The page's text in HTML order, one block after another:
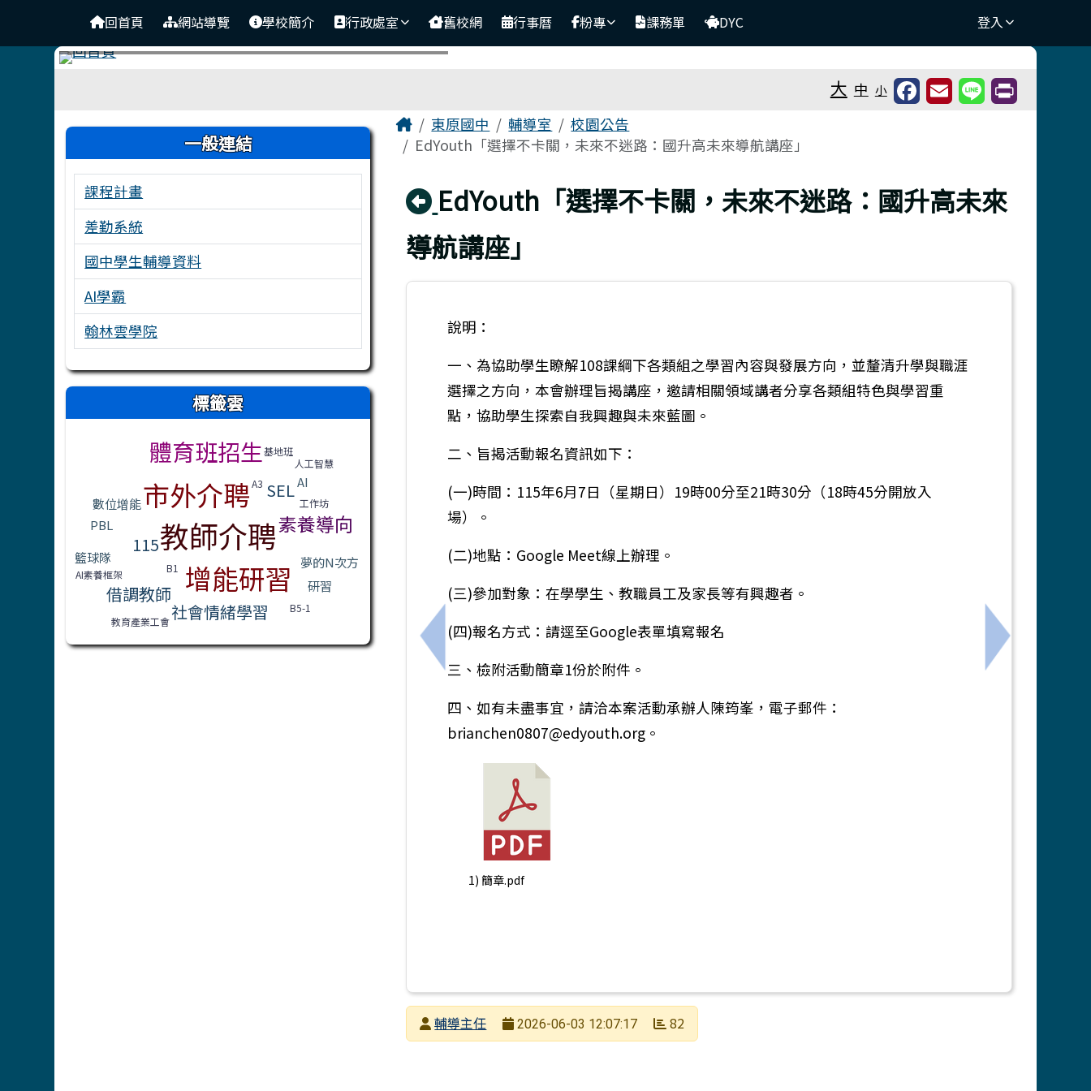
台南市東原國中
回首頁 網站導覽 學校簡介 行政處室 舊校網 行事曆 粉專 課務單 DYC 登入
⏸
大 中 小
左邊區域內容
一般連結
課程計畫
差勤系統
國中學生輔導資料
AI學霸
翰林雲學院
右邊區域內容
標籤雲
體育班招生基地班
人工智慧
市外介聘A3 SELAI
數位增能
PBL
教師介聘素養導向
工作坊
籃球隊
115
AI素養框架 B1 增能研習 夢的N次方
借調教師 研習
教育產業工會社會情緒學習 B5-1
主內容區域
Home東原國中 輔導室
校園公告
EdYouth「選擇不卡關，未來不迷路：國升高未來導航講座」
回上頁
EdYouth「選擇不卡關，未來不迷路：國升高未來
導航講座」
上一筆：本市青少年福利服務中心辦理「臺南青力積動計畫-玩科學．動權利．創未來」跨縣市交流競
說明：
一、為協助學生瞭解108課綱下各類組之學習內容與發展方向，並釐清升學與職涯
選擇之方向，本會辦理旨揭講座，邀請相關領域講者分享各類組特色與學習重
點，協助學生探索自我興趣與未來藍圖。
二、旨揭活動報名資訊如下：
(一)時間：115年6月7日（星期日）19時00分至21時30分（18時45分開放入
場）。
(二)地點：Google Meet線上辦理。
(三)參加對象：在學學生、教職員工及家長等有興趣者。
(四)報名方式：請逕至Google表單填寫報名
三、檢附活動簡章1份於附件。
四、如有未盡事宜，請洽本案活動承辦人陳筠峯，電子郵件：
brianchen0807@edyouth.org。
1) 簡章.pdf
下一筆：《成
發布者輔導主任
2026-06-03 12:07:17 82
頁尾區域